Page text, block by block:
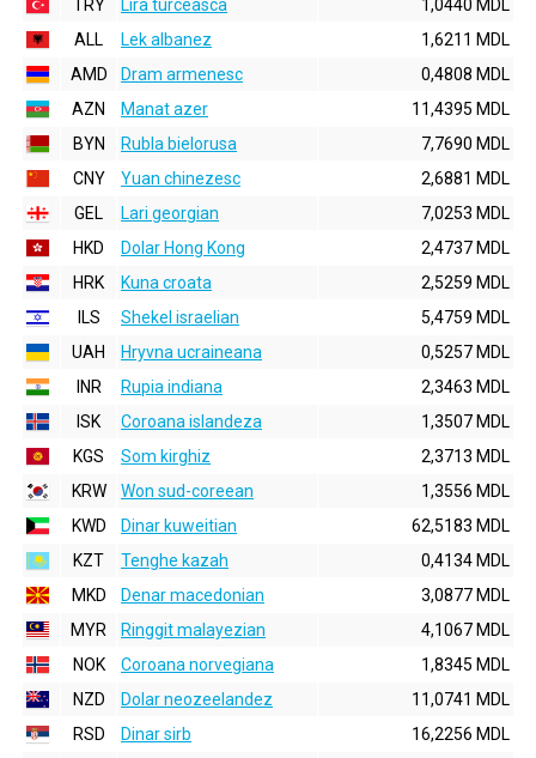
TRY
Lira turceasca
1,0440 MDL
ALL
Lek albanez
1,6211 MDL
AMD
Dram armenesc
0,4808 MDL
AZN
Manat azer
11,4395 MDL
BYN
Rubla bielorusa
7,7690 MDL
CNY
Yuan chinezesc
2,6881 MDL
GEL
Lari georgian
7,0253 MDL
HKD
Dolar Hong Kong
2,4737 MDL
HRK
Kuna croata
2,5259 MDL
ILS
Shekel israelian
5,4759 MDL
UAH
Hryvna ucraineana
0,5257 MDL
INR
Rupia indiana
2,3463 MDL
ISK
Coroana islandeza
1,3507 MDL
KGS
Som kirghiz
2,3713 MDL
KRW
Won sud-coreean
1,3556 MDL
KWD
Dinar kuweitian
62,5183 MDL
KZT
Tenghe kazah
0,4134 MDL
MKD
Denar macedonian
3,0877 MDL
MYR
Ringgit malayezian
4,1067 MDL
NOK
Coroana norvegiana
1,8345 MDL
NZD
Dolar neozeelandez
11,0741 MDL
RSD
Dinar sirb
16,2256 MDL